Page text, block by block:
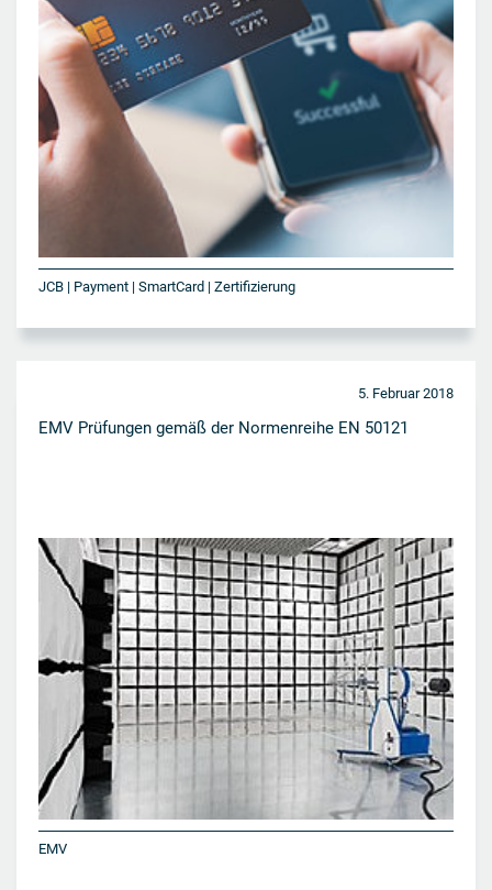
JCB | Payment | SmartCard | Zertifizierung
5. Februar 2018
EMV Prüfungen gemäß der Normenreihe EN 50121
EMV